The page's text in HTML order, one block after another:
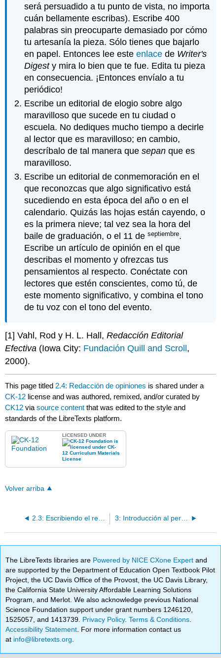
será persuadido a tu punto de vista, no importa
cuán bellamente escribas). Escribe 400
palabras sin preocuparte demasiado por cómo
tu artesanía la pieza. Sólo tienes que bajarlo
en papel. Entonces lee esteenlace de Writer's
Digesty mira lo bien que te fue. Edita tu pieza
en consecuencia. ¡Entonces envíalo a tu
periódico!
Escribe un editorial de elogio sobre algo
maravilloso que sucede en tu ciudad o
escuela. No dediques mucho tiempo a decirle
al lector que es maravilloso; en cambio,
descríbalo de tal manera quesepan que es
maravilloso.
Escribe un editorial de conmemoración en el
que reconozcas que algo significativo está
sucediendo en esta época del año o en el
calendario. Quizás las hojas están cayendo, o
es la primera nieve; tal vez sea la hora del
baile de graduación, o el 11 deseptiembre.
Escribe un artículo de opinión en el que
describas el momento y ofrezcas tus
pensamientos al respecto. Conéctate con
lectores que estén conscientes, como tú, de
este momento significativo, y combina el tono
de tu voz con el tono del evento.
[1] Vahl, Rod y H. L. Hall,Redacción Editorial
Efectiva (Iowa City: Fundación Quill and Scroll,
2000).
This page titled 2.4: Redacción de opiniones is shared under a
CK-12 license and was authored, remixed, and/or curated by
CK12 viasource content that was edited to the style and
standards of the LibreTexts platform.
LICENSED UNDER
Volver arriba
2.3: Escribiendo el reportaje 3: Introducción al periodismo digital
The LibreTexts libraries are Powered by NICE CXone Expertand
are supported by the Department of Education Open Textbook Pilot
Project, the UC Davis Office of the Provost, the UC Davis Library,
the California State University Affordable Learning Solutions
Program, and Merlot. We also acknowledge previous National
Science Foundation support under grant numbers 1246120,
1525057, and 1413739. Privacy Policy.Terms & Conditions
Accessibility Statement . For more information contact us
at info@libretexts.org